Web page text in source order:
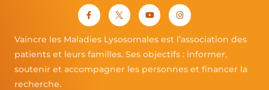
Vaincre les Maladies Lysosomales est l’association des
patients et leurs familles. Ses objectifs : informer,
soutenir et accompagner les personnes et financer la
recherche.